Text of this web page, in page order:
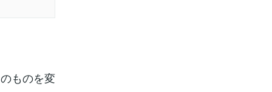
ものを変